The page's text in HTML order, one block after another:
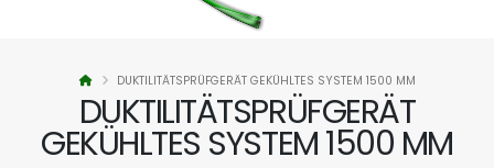
DUKTILITÄTSPRÜFGERÄT
GEKÜHLTES SYSTEM 1500 MM
DUKTILITÄTSPRÜFGERÄT GEKÜHLTES SYSTEM 1500 MM